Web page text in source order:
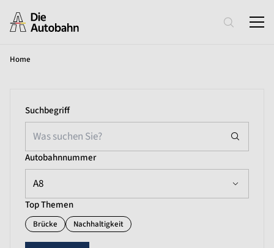
Home
Suchbegriff
Autobahnnummer
A8
Top Themen
Brücke Nachhaltigkeit